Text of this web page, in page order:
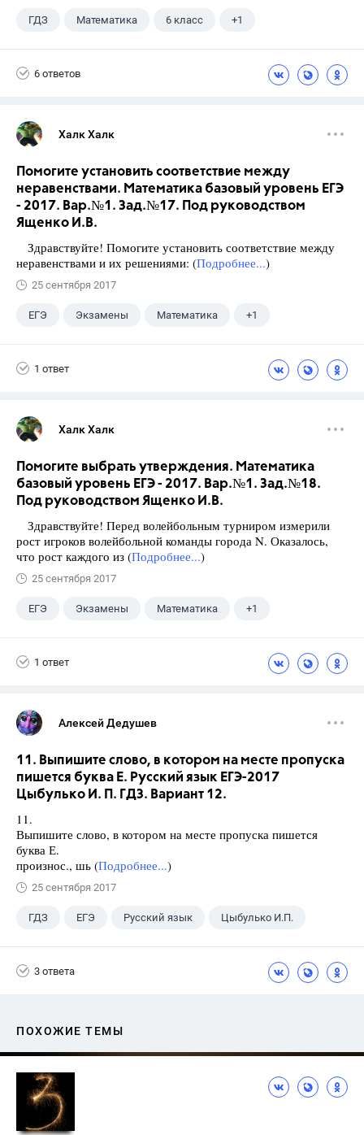
ГДЗ Математика 6 класс +1
6 ответов
Халк Халк
Помогите установить соответствие между
неравенствами. Математика базовый уровень ЕГЭ
- 2017. Вар.№1. Зад.№17. Под руководством
Ященко И.В.
Здравствуйте! Помогите установить соответствие между
неравенствами и их решениями: (Подробнее...)
25 сентября 2017
ЕГЭ Экзамены Математика +1
1 ответ
Халк Халк
Помогите выбрать утверждения. Математика
базовый уровень ЕГЭ - 2017. Вар.№1. Зад.№18.
Под руководством Ященко И.В.
Здравствуйте! Перед волейбольным турниром измерили
рост игроков волейбольной команды города N. Оказалось,
что рост каждого из (Подробнее...)
25 сентября 2017
ЕГЭ Экзамены Математика +1
1 ответ
Алексей Дедушев
11. Выпишите слово, в котором на месте пропуска
пишется буква Е. Русский язык ЕГЭ-2017
Цыбулько И. П. ГДЗ. Вариант 12.
11.
Выпишите слово, в котором на месте пропуска пишется
буква Е.
произнос., шь (Подробнее...)
25 сентября 2017
ГДЗ ЕГЭ Русский язык Цыбулько И.П.
3 ответа
ПОХОЖИЕ ТЕМЫ